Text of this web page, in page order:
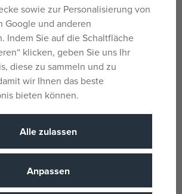
Ultra
b.box Mittlere Snackbox –
auf Lager
16,25 €
sowie zur Personalisierung von
Google und anderen
Indem Sie auf die Schaltfläche
klicken, geben Sie uns Ihr
diese zu sammeln und zu
wir Ihnen das beste
bieten können.
Alle zulassen
Anpassen